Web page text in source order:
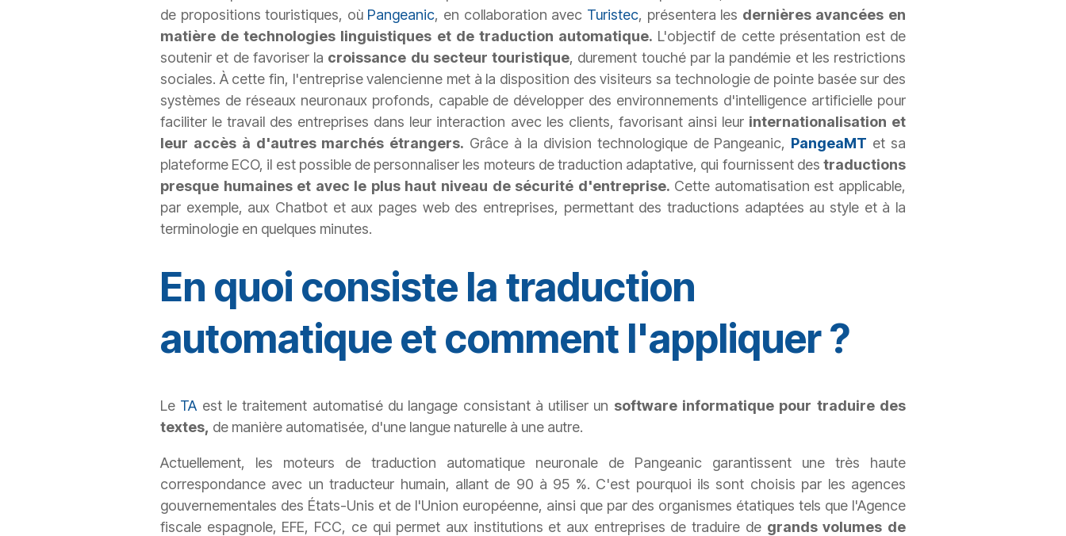
de propositions touristiques, où Pangeanic, en collaboration avec Turistec, présentera les dernières avancées en
matière de technologies linguistiques et de traduction automatique. L'objectif de cette présentation est de
soutenir et de favoriser la croissance du secteur touristique, durement touché par la pandémie et les restrictions
sociales. À cette fin, l'entreprise valencienne met à la disposition des visiteurs sa technologie de pointe basée sur des
systèmes de réseaux neuronaux profonds, capable de développer des environnements d'intelligence artificielle pour
faciliter le travail des entreprises dans leur interaction avec les clients, favorisant ainsi leur internationalisation et
leur accès à d'autres marchés étrangers. Grâce à la division technologique de Pangeanic, PangeaMT et sa
plateforme ECO, il est possible de personnaliser les moteurs de traduction adaptative, qui fournissent des traductions
presque humaines et avec le plus haut niveau de sécurité d'entreprise. Cette automatisation est applicable,
par exemple, aux Chatbot et aux pages web des entreprises, permettant des traductions adaptées au style et à la
terminologie en quelques minutes.
En quoi consiste la traduction
automatique et comment l'appliquer ?
Le TA est le traitement automatisé du langage consistant à utiliser un software informatique pour traduire des
textes, de manière automatisée, d'une langue naturelle à une autre.
Actuellement, les moteurs de traduction automatique neuronale de Pangeanic garantissent une très haute
correspondance avec un traducteur humain, allant de 90 à 95 %. C'est pourquoi ils sont choisis par les agences
gouvernementales des États-Unis et de l'Union européenne, ainsi que par des organismes étatiques tels que l'Agence
fiscale espagnole, EFE, FCC, ce qui permet aux institutions et aux entreprises de traduire de grands volumes de